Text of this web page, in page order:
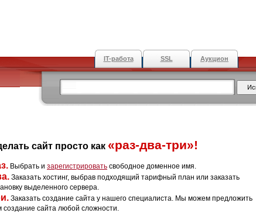
IT-работа SSL Аукцион
сайт просто как «раз-два-три»!
Выбрать и зарегистрировать свободное доменное имя.
Заказать хостинг, выбрав подходящий тарифный план или заказать
выделенного сервера.
Заказать создание сайта у нашего специалиста. Мы можем предложить
создание сайта любой сложности.